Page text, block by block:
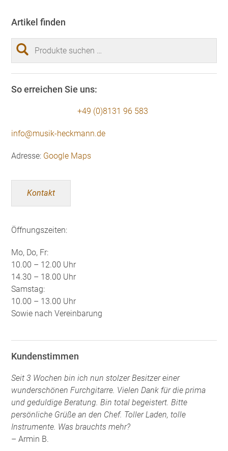
Artikel finden
Suchen
nach:
So erreichen Sie uns:
+49 (0)8131 96 583
info@musik-heckmann.de
Adresse: Google Maps
Kontakt
Öffnungszeiten:
Mo, Do, Fr:
10.00 – 12.00 Uhr
14.30 – 18.00 Uhr
Samstag:
10.00 – 13.00 Uhr
Sowie nach Vereinbarung
Kundenstimmen
Seit 3 Wochen bin ich nun stolzer Besitzer einer
wunderschönen Furchgitarre. Vielen Dank für die prima
und geduldige Beratung. Bin total begeistert. Bitte
persönliche Grüße an den Chef. Toller Laden, tolle
Instrumente. Was brauchts mehr?
– Armin B.